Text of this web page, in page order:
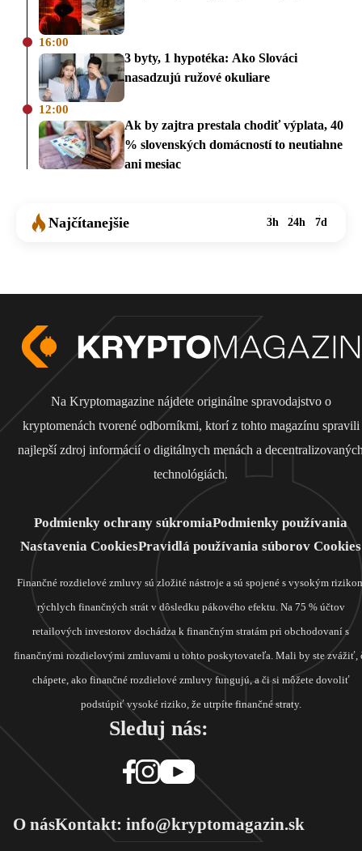
16:00
3 byty, 1 hypotéka: Ako Slováci
nasadzujú ružové okuliare
12:00
Ak by zajtra prestala chodiť výplata, 40
% slovenských domácností to neutiahne
ani mesiac
Najčítanejšie 3h 24h 7d
Na Kryptomagazine nájdete originálne spravodajstvo o
kryptomenách tvorené odborníkmi, ktorí z tohto magazínu spravili
najlepší zdroj informácií o digitálnych menách a
technológiách.
Podmienky ochrany súkromiaPodmienky používania
Nastavenia CookiesPravidlá používania súborov Cookies
Finančné rozdielové zmluvy sú zložité nástroje a sú spojené s vysokým
rýchlych finančných strát v dôsledku pákového efektu. Na 75 % účtov
retailových investorov dochádza k finančným stratám pri obchodovaní s
finančnými rozdielovými zmluvami u tohto poskytovateľa. Mali by ste zvážiť,
chápete, ako finančné rozdielové zmluvy fungujú, a či si môžete dovoliť
podstúpiť vysoké riziko, že utrpíte finančné straty.
Sleduj nás:
O násKontakt: info@kryptomagazin.sk